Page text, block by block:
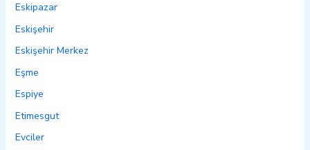
Eskipazar
Eskişehir
Eskişehir Merkez
Eşme
Espiye
Etimesgut
Evciler